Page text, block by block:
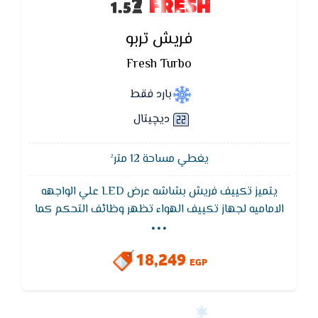
فريش تربو
Fresh Turbo
بارد فقط
ديچيتال
يغطي مساحة 12 متر²
يتميز تكييف فريش بشاشه عرض LED علي الواجهه
الاماميه لجهاز تكييف الهواء تظهر وظائف التحكم كما
تظهر نوع العطل وهي خاصيه التشخيص الذاتي في حاله
...
18,249 EGP